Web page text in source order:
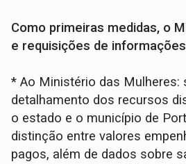
Como primeiras medidas, o
e requisições de
* Ao Ministério das Mulheres:
detalhamento dos recursos
o estado e o município de
distinção entre valores
pagos, além de dados sobre